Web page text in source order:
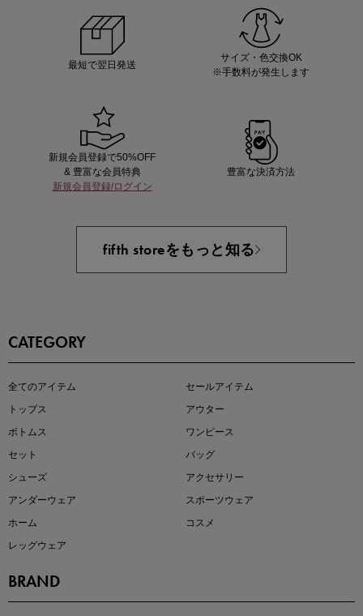
買えば買うほどお得! 最大半額クーポン
近日販売のアイテムを先見せ
最短で翌日発送
サイズ・色交換OK
※手数料が発生します
新規会員登録で50%OFF
& 豊富な会員特典
新規会員登録/ログイン
豊富な決済方法
fifth storeをもっと知る
CATEGORY
全てのアイテム
セールアイテム
トップス
アウター
ボトムス
ワンピース
セット
バッグ
シューズ
アクセサリー
アンダーウェア
スポーツウェア
ホーム
コスメ
レッグウェア
BRAND